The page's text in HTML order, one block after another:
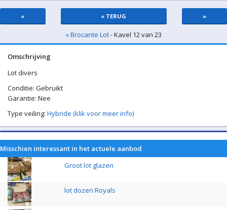
« « TERUG »
« Brocante Lot- Kavel 12 van 23
Omschrijving
Lot divers
Conditie: Gebruikt
Garantie: Nee
Type veiling: Hybride (klik voor meer info)
Misschien interessant in het actuele aanbod
Groot lot glazen
lot dozen Royals